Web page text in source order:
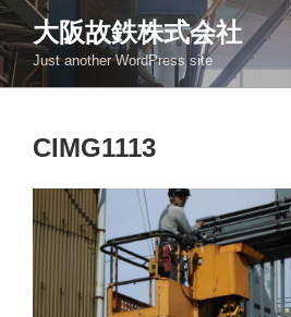
コ
ン
テ
ン
大阪故鉄株式会社
Just another WordPress site
CIMG1113